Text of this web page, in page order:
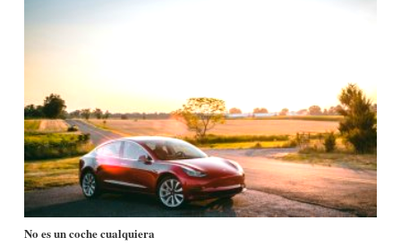
No es un coche cualquiera